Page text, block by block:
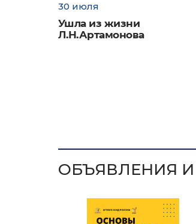
30 июля
Ушла из жизни
Л.Н.Артамонова
ОБЪЯВЛЕНИЯ